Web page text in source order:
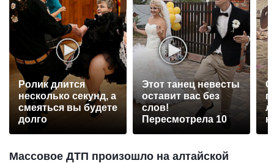
Ролик длится
несколько секунд, а
смеяться вы будете
долго
Этот танец невесты
оставит вас без
слов!
Пересмотрела 10
Массовое ДТП произошло на алтайской